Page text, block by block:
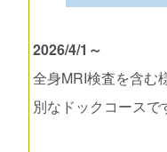
2026/4/1～
全身MRI検査を含む
別なドックコースで